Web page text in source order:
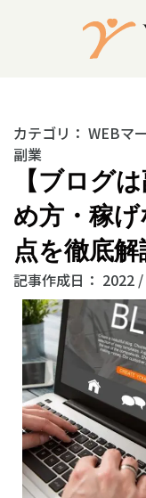
カテゴリ： WEBマ
副業
【ブログ
め方・稼
点を徹底解
記事作成日： 2022